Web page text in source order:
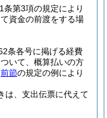
第3項の規定により
資金の前渡をする場
条各号に掲げる経費
いて、概算払いの方
前節の規定の例により
は、支出伝票に代えて